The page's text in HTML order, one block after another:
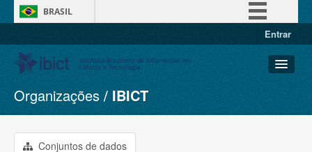
BRASIL
Entrar
Conjuntos de dados
Organizações
Grupos
Organizações IBICT
Conjuntos de dados